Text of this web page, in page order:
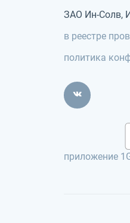
ЗАО Ин-Солв,
в реестре
политика
приложение